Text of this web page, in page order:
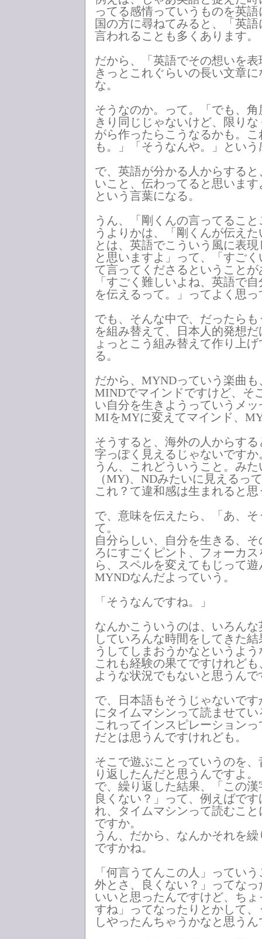
ってる感情っていうものを英
国の方に尋ねてみると、「英
言われることも多くあります。
だから、「英語でその想いを
きっとこれぐらいの長い文章
な。
そうなのか。って。「でも、
きり同じじゃないけど、限り
がら作ったらこうなるかも。
も。」「そうなんや。」とい
で、英語が分かる人からする
いこと、伝わってると思います
という言葉になる。
うん、「剛くんの言ってるこ
うよりかは、「剛くんが伝え
とは、英語でこういう風に表
と思いますよ」って、「すご
て言ってくださるということ
「すごく難しいよね、英語で
を伝えるって。」ってよく思
でも、そんな中で、だったら
を組み替えて、日本人的発想
ょっとこう組み替えて作り上
る。
だから、MYNDっていう楽曲
MINDでマインドですけど、そ
い自分を生きようっていうメ
MIをMYに変えてマインド、
そうすると、海外の人からす
字っぽく見えるじゃないですか
うん、これどういうこと。み
（MY)、NDみたいに見えるっ
これ？て違和感は生まれると
で、意味を伝えたら、「あ、
て。
自分らしい、自分を生きる、
ろにすごくピント、フォーカ
ら、スペルを変えてもじって
MYNDなんだよっていう。
「そうなんですね。」
なんかこういうのは、いろん
していろんな時間をしてきた
うしてしまおうかなというよ
これも経験の果てですけれど
ような状況でもないと思うんで
で、日本語もそうじゃないで
にタイムマシンって読ませて
これってインスピレーション
だとは思うんですけれども。
そこで遊ぶことっていうのを
り返したんだと思うんですよ。
で、繰り返した結果、「この
良くない？」って、例えばで
れ、タイムマシンって読むこ
ですか。
うん、だから、なんかそれを
ですかね。
「何言うてんこの人」ってい
外とさ、良くない？」ってな
いいと思ったんですけど、ち
すね」ってなったりとかして
しやったんちゃうかなと思うん